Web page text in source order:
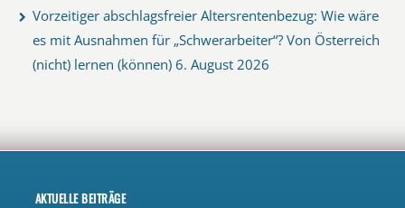
Vorzeitiger abschlagsfreier Altersrentenbezug: Wie wäre
es mit Ausnahmen für „Schwerarbeiter“? Von Österreich
(nicht) lernen (können) 6. August 2026
AKTUELLE BEITRÄGE